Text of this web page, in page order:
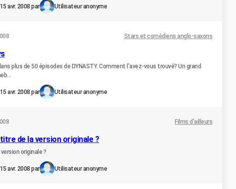
15 avr. 2008 par Utilisateur anonyme
Stars et comédiens anglo-saxons
plus de 50 épisodes de DYNASTY. Comment l'avez-vous trouvé? Un grand
15 avr. 2008 par Utilisateur anonyme
Films d'ailleurs
de la version originale ?
originale ?
15 avr. 2008 par Utilisateur anonyme